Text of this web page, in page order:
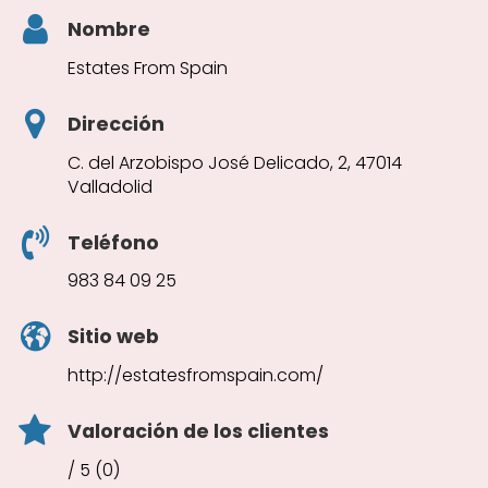
Nombre
Estates From Spain
Dirección
C. del Arzobispo José Delicado, 2, 47014
Valladolid
Teléfono
983 84 09 25
Sitio web
http://estatesfromspain.com/
Valoración de los clientes
/ 5 (0)